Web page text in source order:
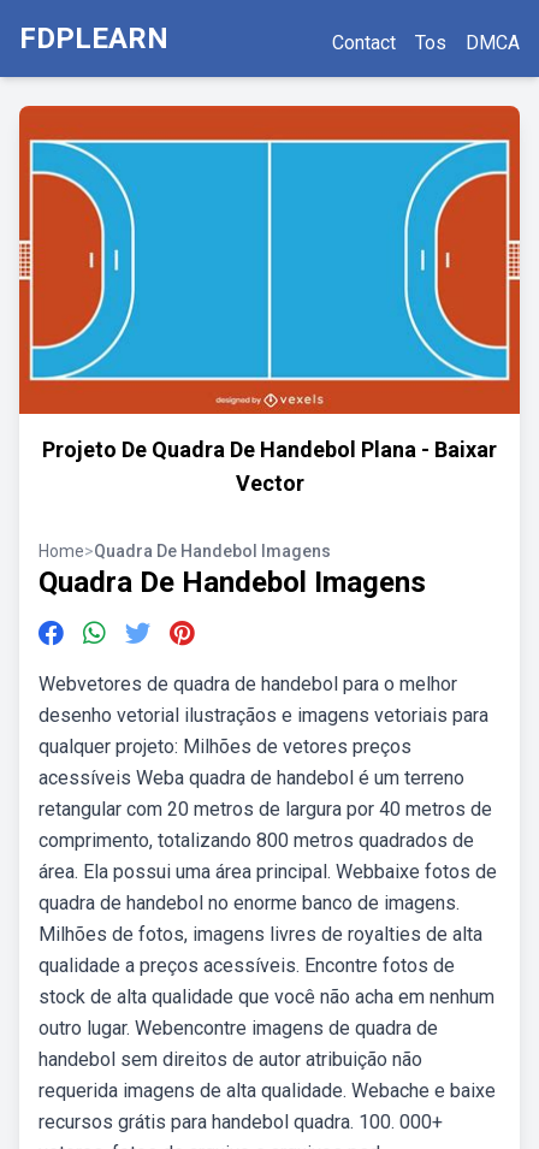
FDPLEARN Contact Tos DMCA
Projeto De Quadra De Handebol Plana - Baixar
Vector
Home>Quadra De Handebol Imagens
Quadra De Handebol Imagens
Webvetores de quadra de handebol para o melhor
desenho vetorial ilustraçãos e imagens vetoriais para
qualquer projeto: Milhões de vetores preços
acessíveis Weba quadra de handebol é um terreno
retangular com 20 metros de largura por 40 metros de
comprimento, totalizando 800 metros quadrados de
área. Ela possui uma área principal. Webbaixe fotos de
quadra de handebol no enorme banco de imagens.
Milhões de fotos, imagens livres de royalties de alta
qualidade a preços acessíveis. Encontre fotos de
stock de alta qualidade que você não acha em nenhum
outro lugar. Webencontre imagens de quadra de
handebol sem direitos de autor atribuição não
requerida imagens de alta qualidade. Webache e baixe
recursos grátis para handebol quadra. 100. 000+